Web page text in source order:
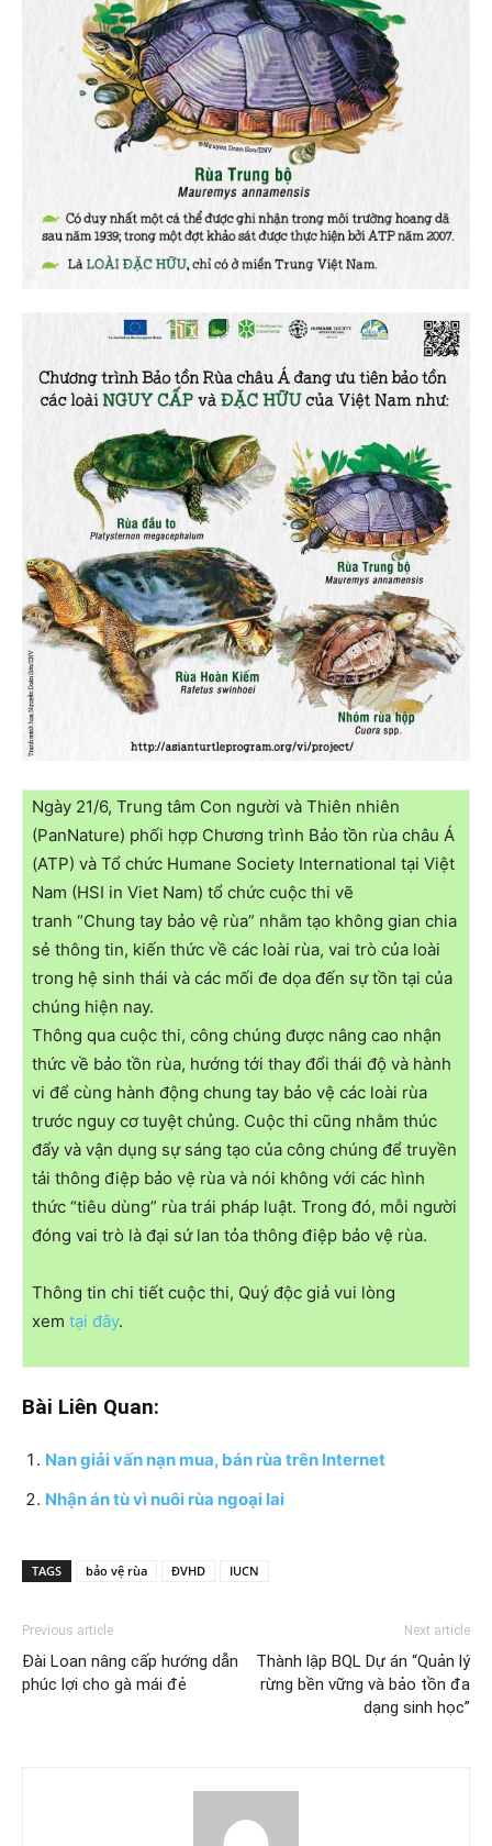
Ngày 21/6, Trung tâm Con người và Thiên nhiên
(PanNature) phối hợp Chương trình Bảo tồn rùa châu Á
(ATP) và Tổ chức Humane Society International tại Việt
Nam (HSI in Viet Nam) tổ chức cuộc thi vẽ
tranh “Chung tay bảo vệ rùa” nhằm tạo không gian chia
sẻ thông tin, kiến thức về các loài rùa, vai trò của loài
trong hệ sinh thái và các mối đe dọa đến sự tồn tại của
chúng hiện nay.
Thông qua cuộc thi, công chúng được nâng cao nhận
thức về bảo tồn rùa, hướng tới thay đổi thái độ và hành
vi để cùng hành động chung tay bảo vệ các loài rùa
trước nguy cơ tuyệt chủng. Cuộc thi cũng nhằm thúc
đẩy và vận dụng sự sáng tạo của công chúng để truyền
tải thông điệp bảo vệ rùa và nói không với các hình
thức “tiêu dùng” rùa trái pháp luật. Trong đó, mỗi người
đóng vai trò là đại sứ lan tỏa thông điệp bảo vệ rùa.
Thông tin chi tiết cuộc thi, Quý độc giả vui lòng
xem tại đây.
Bài Liên Quan:
Nan giải vấn nạn mua, bán rùa trên Internet
Nhận án tù vì nuôi rùa ngoại lai
TAGS bảo vệ rùa ĐVHD IUCN
Previous article
Đài Loan nâng cấp hướng dẫn
phúc lợi cho gà mái đẻ
Next article
Thành lập BQL Dự án “Quản lý
rừng bền vững và bảo tồn đa
dạng sinh học”